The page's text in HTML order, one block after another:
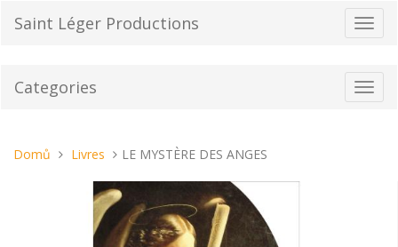
Saint Léger Productions
Categories
Nacházíte
Domů Livres LE MYSTÈRE DES ANGES